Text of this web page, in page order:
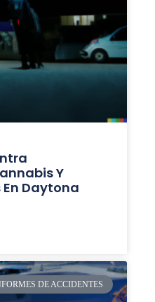
Y
Daytona
DE ACCIDENTES